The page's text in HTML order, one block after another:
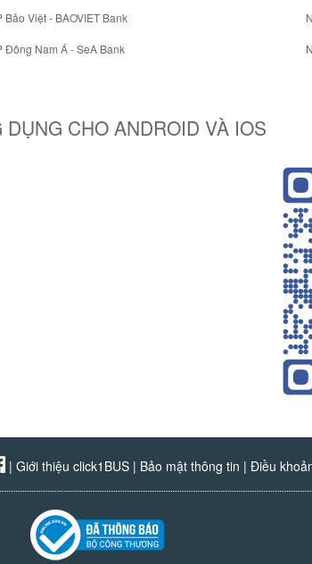
Bảo Việt - BAOVIET Bank
Đông Nam Á - SeA Bank
DỤNG CHO ANDROID VÀ IOS
| Giới thiệu click1BUS| Bảo mật thông tin | Điều